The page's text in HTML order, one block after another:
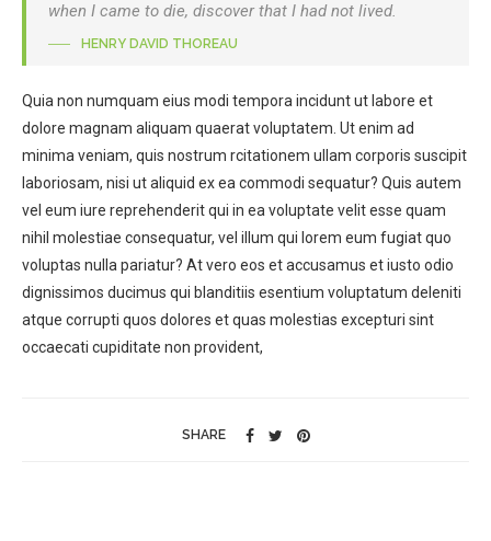
when I came to die, discover that I had not lived.
HENRY DAVID THOREAU
Quia non numquam eius modi tempora incidunt ut labore et
dolore magnam aliquam quaerat voluptatem. Ut enim ad
minima veniam, quis nostrum rcitationem ullam corporis suscipit
laboriosam, nisi ut aliquid ex ea commodi sequatur? Quis autem
vel eum iure reprehenderit qui in ea voluptate velit esse quam
nihil molestiae consequatur, vel illum qui lorem eum fugiat quo
voluptas nulla pariatur? At vero eos et accusamus et iusto odio
dignissimos ducimus qui blanditiis esentium voluptatum deleniti
atque corrupti quos dolores et quas molestias excepturi sint
occaecati cupiditate non provident,
SHARE